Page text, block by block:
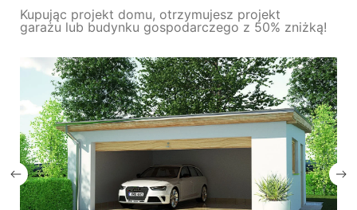
Kupując projekt domu, otrzymujesz projekt
garażu lub budynku gospodarczego z 50% zniżką!